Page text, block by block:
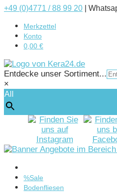
+49 (0)4771 / 88 99 20
Merkzettel
Konto
0,00 €
Entdecke unser Sortiment...
×
All
%Sale
Bodenfliesen